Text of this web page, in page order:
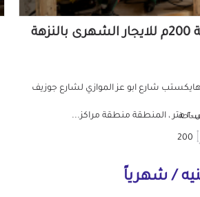
ورشة تجارية 200م للايجار الشهرى بالنزهة
شارع ابو عز الموازي لشارع جوزيف